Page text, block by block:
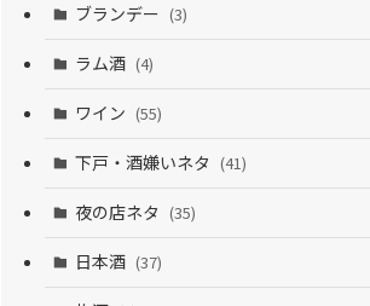
ブランデー (3)
ラム酒 (4)
ワイン (55)
下戸・酒嫌いネタ (41)
夜の店ネタ (35)
日本酒 (37)